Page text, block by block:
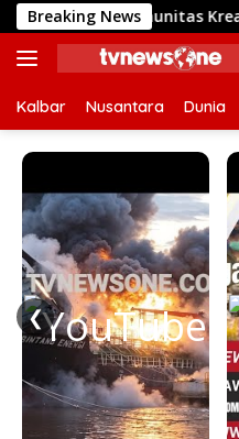
Langsung
ke
konten
Breaking News
Komunitas Kreatif
Kalbar Nusantara Dunia
❮